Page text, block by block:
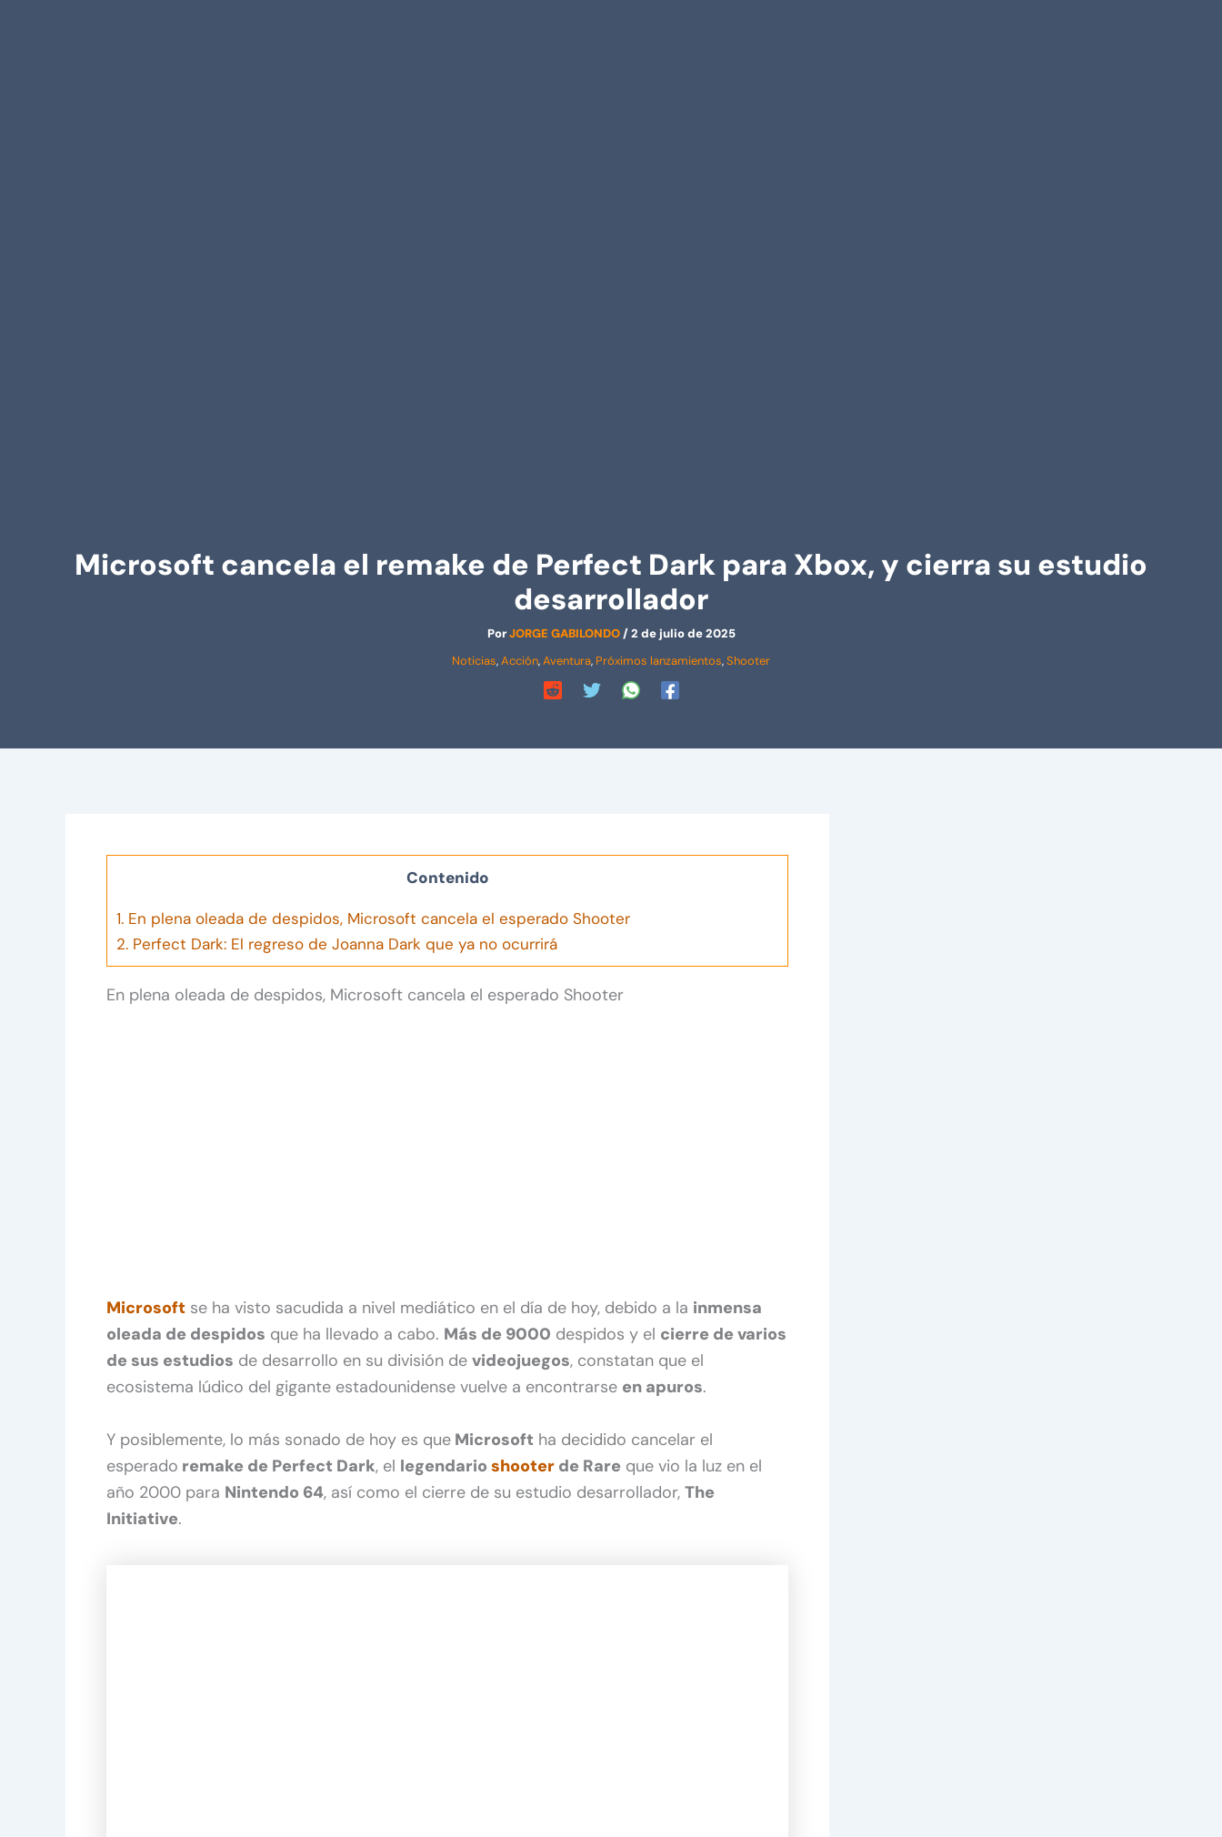
Microsoft cancela el remake de Perfect Dark para Xbox, y cierra su estudio
desarrollador
PorJORGE GABILONDO/2 de julio de 2025
Noticias,Acción,Aventura, Próximos lanzamientos,Shooter
Contenido
1. En plena oleada de despidos, Microsoft cancela el esperado Shooter
2. Perfect Dark: El regreso de Joanna Dark que ya no ocurrirá
En plena oleada de despidos, Microsoft cancela el esperado Shooter
Microsoft se ha visto sacudida a nivel mediático en el día de hoy, debido a la inmensa
oleada de despidos que ha llevado a cabo. Más de 9000 despidos y el cierre de varios
de sus estudios de desarrollo en su división de videojuegos, constatan que el
ecosistema lúdico del gigante estadounidense vuelve a encontrarse en apuros.
Y posiblemente, lo más sonado de hoy es que Microsoft ha decidido cancelar el
esperado remake de Perfect Dark, el legendario shooter de Rare que vio la luz en el
año 2000 para Nintendo 64, así como el cierre de su estudio desarrollador, The
Initiative.